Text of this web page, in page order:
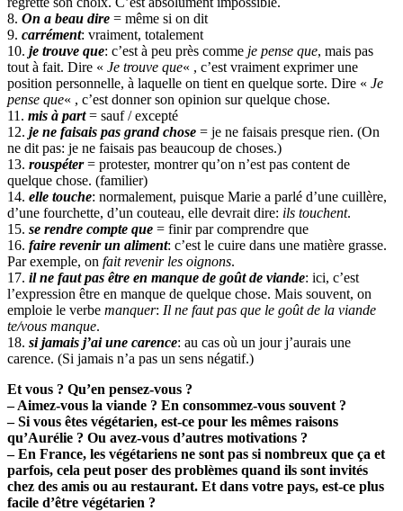
8. On a beau dire = même si on dit
9. carrément: vraiment, totalement
10. je trouve que: c’est à peu près comme je pense que, mais pas
tout à fait. Dire « Je trouve que« , c’est vraiment exprimer une
position personnelle, à laquelle on tient en quelque sorte. Dire « Je
pense que« , c’est donner son opinion sur quelque chose.
11. mis à part= sauf / excepté
12. je ne faisais pas grand chose = je ne faisais presque rien. (On
ne dit pas: je ne faisais pas beaucoup de choses.)
13. rouspéter= protester, montrer qu’on n’est pas content de
quelque chose. (familier)
14. elle touche: normalement, puisque Marie a parlé d’une cuillère,
d’une fourchette, d’un couteau, elle devrait dire: ils touchent.
15. se rendre compte que = finir par comprendre que
16. faire revenir un aliment: c’est le cuire dans une matière grasse.
Par exemple, on fait revenir les oignons.
17. il ne faut pas être en manque de goût de viande: ici, c’est
l’expression être en manque de quelque chose. Mais souvent, on
emploie le verbe manquer: Il ne faut pas que le goût de la viande
te/vous manque.
18. si jamais j’ai une carence: au cas où un jour j’aurais une
carence. (Si jamais n’a pas un sens négatif.)
Et vous ? Qu’en pensez-vous ?
– Aimez-vous la viande ? En consommez-vous souvent ?
– Si vous êtes végétarien, est-ce pour les mêmes raisons
qu’Aurélie ? Ou avez-vous d’autres motivations ?
– En France, les végétariens ne sont pas si nombreux que ça et
parfois, cela peut poser des problèmes quand ils sont invités
chez des amis ou au restaurant. Et dans votre pays, est-ce plus
facile d’être végétarien ?